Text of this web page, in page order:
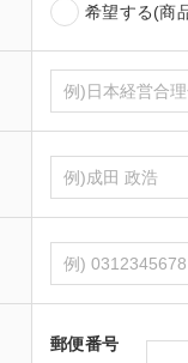
希望する(商
郵便番号